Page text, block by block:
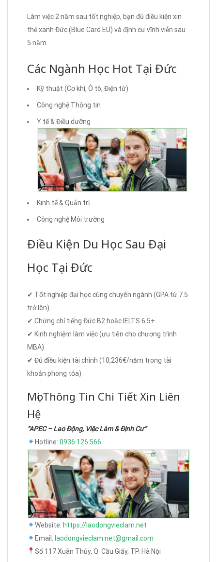
Làm việc 2 năm sau tốt nghiệp, bạn đủ điều kiện xin
thẻ xanh Đức (Blue Card EU) và định cư vĩnh viễn sau
5 năm.
Các Ngành Học Hot Tại Đức
Kỹ thuật (Cơ khí, Ô tô, Điện tử)
Công nghệ Thông tin
Y tế & Điều dưỡng
Kinh tế & Quản trị
Công nghệ Môi trường
Điều Kiện Du Học Sau Đại
Học Tại Đức
✔ Tốt nghiệp đại học cùng chuyên ngành (GPA từ 7.5
trở lên)
✔ Chứng chỉ tiếng Đức B2 hoặc IELTS 6.5+
✔ Kinh nghiệm làm việc (ưu tiên cho chương trình
MBA)
✔ Đủ điều kiện tài chính (10,236€/năm trong tài
khoản phong tỏa)
Mọi Thông Tin Chi Tiết Xin Liên
Hệ
“APEC – Lao Động, Việc Làm & Định Cư”
Hotline: 0936 126 566
Website: https://laodongvieclam.net
Email: laodongvieclam.net@gmail.com
Số 117 Xuân Thủy, Q. Cầu Giấy, TP. Hà Nội